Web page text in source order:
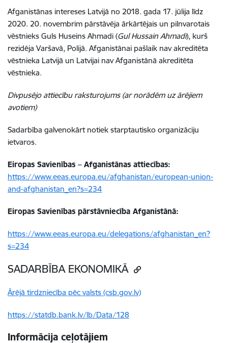
Afganistānas intereses Latvijā no 2018. gada 17. jūlija līdz
2020. 20. novembrim pārstāvēja ārkārtējais un pilnvarotais
vēstnieks Guls Huseins Ahmadi (Gul Hussain Ahmadi), kurš
rezidēja Varšavā, Polijā. Afganistānai pašlaik nav akreditēta
vēstnieka Latvijā un Latvijai nav Afganistānā akreditēta
vēstnieka.
Divpusējo attiecību raksturojums (ar norādēm uz ārējiem
avotiem)
Sadarbība galvenokārt notiek starptautisko organizāciju
ietvaros.
Eiropas Savienības – Afganistānas attiecības:
https://www.eeas.europa.eu/afghanistan/european-union-
and-afghanistan_en?s=234
Eiropas Savienības pārstāvniecība Afganistānā:
https://www.eeas.europa.eu/delegations/afghanistan_en?
s=234
SADARBĪBA EKONOMIKĀ
Ārējā tirdzniecība pēc valsts (csb.gov.lv)
https://statdb.bank.lv/lb/Data/128
Informācija ceļotājiem